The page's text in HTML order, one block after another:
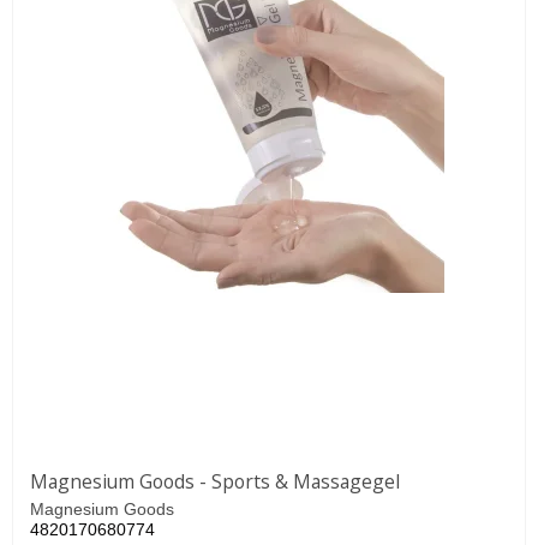
Magnesium Goods - Sports & Massagegel
Magnesium Goods
4820170680774